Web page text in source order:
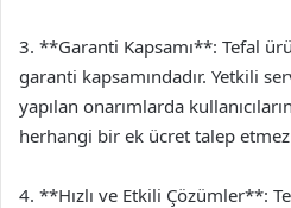
3. **Garanti Kapsamı**: Tefal
garanti kapsamındadır. Yetkili
yapılan onarımlarda
herhangi bir ek ücret talep
4. **Hızlı ve Etkili Çözümler**: